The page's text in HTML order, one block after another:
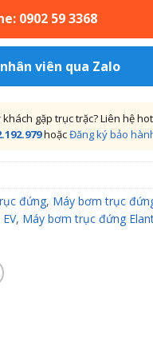
0902 59 3368
viên qua Zalo
gặp trục trặc? Liên hệ
hoặcĐăng ký bảo
đứng, Máy bơm trục
, Máy bơm trục đứng